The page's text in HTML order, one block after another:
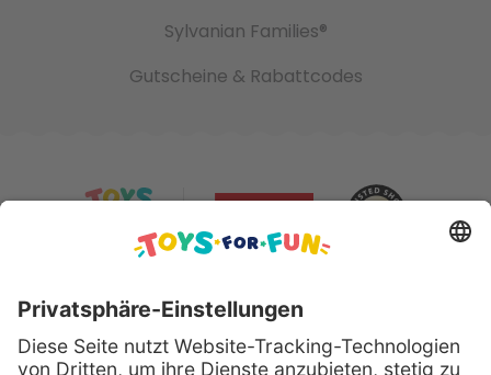
Sylvanian Families®
Gutscheine & Rabattcodes
Sicher bezahlen mit: